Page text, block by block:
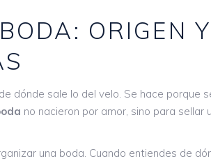
ORIGEN
dónde sale lo del velo. Se hace porque
no nacieron por amor, sino para sellar
una boda. Cuando entiendes de